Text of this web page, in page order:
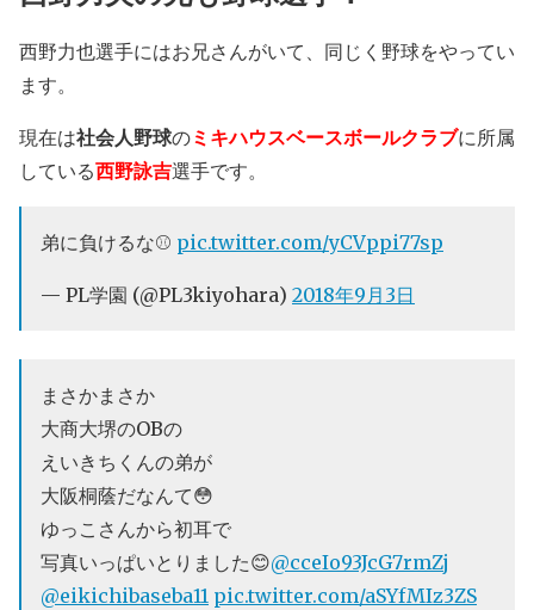
西野力也選手にはお兄さんがいて、同じく野球をやってい
ます。
現在は社会人野球のミキハウスベースボールクラブに所属
している西野詠吉選手です。
弟に負けるな⚾️ pic.twitter.com/yCVppi77sp
— PL学園 (@PL3kiyohara) 2018年9月3日
まさかまさか
大商大堺のOBの
えいきちくんの弟が
大阪桐蔭だなんて😳
ゆっこさんから初耳で
写真いっぱいとりました😊@cceIo93JcG7rmZj
@eikichibaseba11 pic.twitter.com/aSYfMIz3ZS